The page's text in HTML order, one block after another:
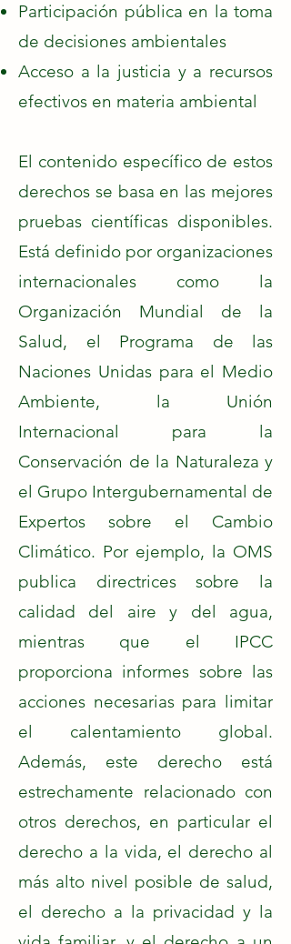
Participación pública en la toma
de decisiones ambientales
Acceso a la justicia y a recursos
efectivos en materia ambiental
El contenido específico de estos
derechos se basa en las mejores
pruebas científicas disponibles.
Está definido por organizaciones
internacionales como la
Organización Mundial de la
Salud, el Programa de las
Naciones Unidas para el Medio
Ambiente, la Unión
Internacional para la
Conservación de la Naturaleza y
el Grupo Intergubernamental de
Expertos sobre el Cambio
Climático. Por ejemplo, la OMS
publica directrices sobre la
calidad del aire y del agua,
mientras que el IPCC
proporciona informes sobre las
acciones necesarias para limitar
el calentamiento global.
Además, este derecho está
estrechamente relacionado con
otros derechos, en particular el
derecho a la vida, el derecho al
más alto nivel posible de salud,
el derecho a la privacidad y la